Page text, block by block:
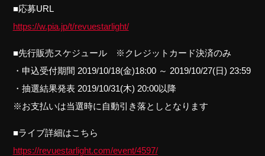
■応募URL
https://w.pia.jp/t/revuestarlight/
■先行販売スケジュール ※クレジットカード決済のみ
・申込受付期間 2019/10/18(金)18:00 ～ 2019/10/27(日) 23:59
・抽選結果発表 2019/10/31(木) 20:00以降
※お支払いは当選時に自動引き落としとなります
■ライブ詳細はこちら
https://revuestarlight.com/event/4597/